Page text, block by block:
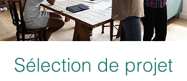
Sélection de projet